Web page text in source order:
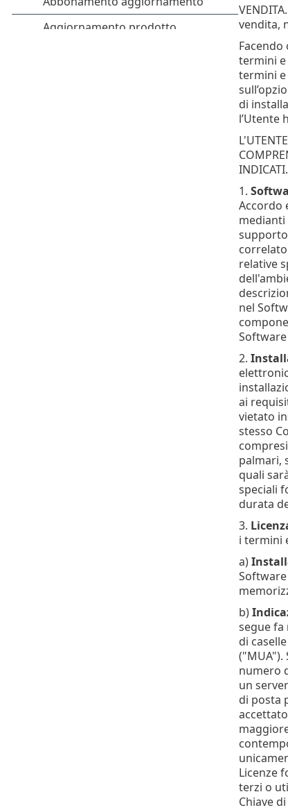
vendita,
Facendo
termini e
termini e
di
l’Utente
INDICATI.
1.
Accordo
relative
nel
2.
ai
vietato
stesso
palmari,
quali
speciali
durata
3.
i termini
a)
b)
segue fa
di
("MUA").
numero
un
di posta
Licenze
terzi o
Chiave